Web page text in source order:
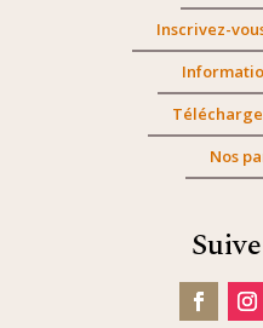
Inscrivez-
Nos